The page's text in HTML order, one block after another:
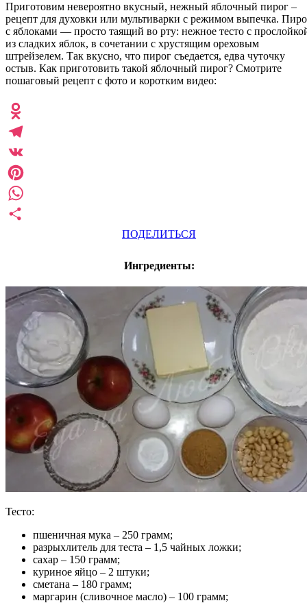
Приготовим невероятно вкусный, нежный яблочный пирог –
рецепт для духовки или мультиварки с режимом выпечка.
с яблоками — просто таящий во рту: нежное тесто с
из сладких яблок, в сочетании с хрустящим ореховым
штрейзелем. Так вкусно, что пирог съедается, едва чуточку
остыв. Как приготовить такой яблочный пирог? Смотрите
пошаговый рецепт с фото и коротким видео:
ПОДЕЛИТЬСЯ
Ингредиенты:
Тесто:
пшеничная мука – 250 грамм;
разрыхлитель для теста – 1,5 чайных ложки;
сахар – 150 грамм;
куриное яйцо – 2 штуки;
сметана – 180 грамм;
маргарин (сливочное масло) – 100 грамм;